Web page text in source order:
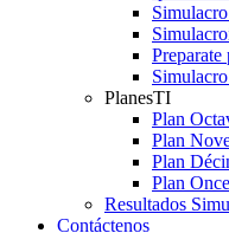
Preparate
PlanesTI
Plan
Plan
Plan
Plan
Resultados
Contáctenos